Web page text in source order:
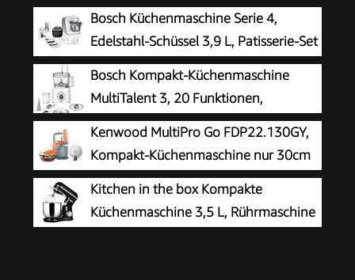
Bosch Küchenmaschine Serie 4,
Edelstahl-Schüssel 3,9 L, Patisserie-Set
Edelstahl, Knethaken, Schlagbesen,
Rührbesen, Durchlaufschnitzler, 3 Scheiben,
1000 W, weiß/silber, MUM58210
Bosch Kompakt-Küchenmaschine
MultiTalent 3, 20 Funktionen,
Rührschüssel 2,3 L, Universalmesser,
Schneid-Raspel-Wendescheibe, Schlagscheibe
(Sahne), Einfüllhilfe, Deckel, 800 W, weiß,
MCM3100W
Kenwood MultiPro Go FDP22.130GY,
Kompakt-Küchenmaschine nur 30cm
hoch, zum Schneiden, Reiben, Pürieren
und Teig Kneten, Express-Serve, 1,3 l
Arbeitsbehälter, 650 W, Blau
Kitchen in the box Kompakte
Küchenmaschine 3,5 L, Rührmaschine